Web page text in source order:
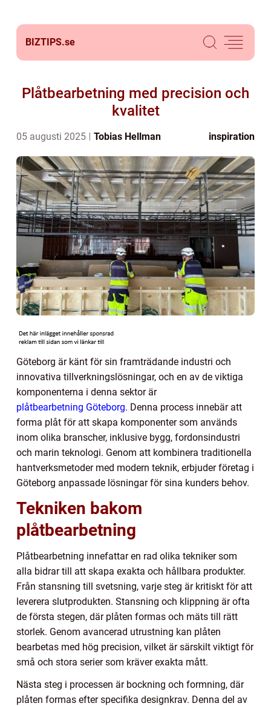
BIZTIPS.se
Plåtbearbetning med precision och
kvalitet
05 augusti 2025 Tobias Hellman inspiration
Göteborg är känt för sin framträdande industri och
innovativa tillverkningslösningar, och en av de viktiga
komponenterna i denna sektor är
plåtbearbetning Göteborg. Denna process innebär att
forma plåt för att skapa komponenter som används
inom olika branscher, inklusive bygg, fordonsindustri
och marin teknologi. Genom att kombinera traditionella
hantverksmetoder med modern teknik, erbjuder företag i
Göteborg anpassade lösningar för sina kunders behov.
Tekniken bakom
plåtbearbetning
Plåtbearbetning innefattar en rad olika tekniker som
alla bidrar till att skapa exakta och hållbara produkter.
Från stansning till svetsning, varje steg är kritiskt för att
leverera slutprodukten. Stansning och klippning är ofta
de första stegen, där plåten formas och mäts till rätt
storlek. Genom avancerad utrustning kan plåten
bearbetas med hög precision, vilket är särskilt viktigt för
små och stora serier som kräver exakta mått.
Nästa steg i processen är bockning och formning, där
plåten formas efter specifika designkrav. Denna del av